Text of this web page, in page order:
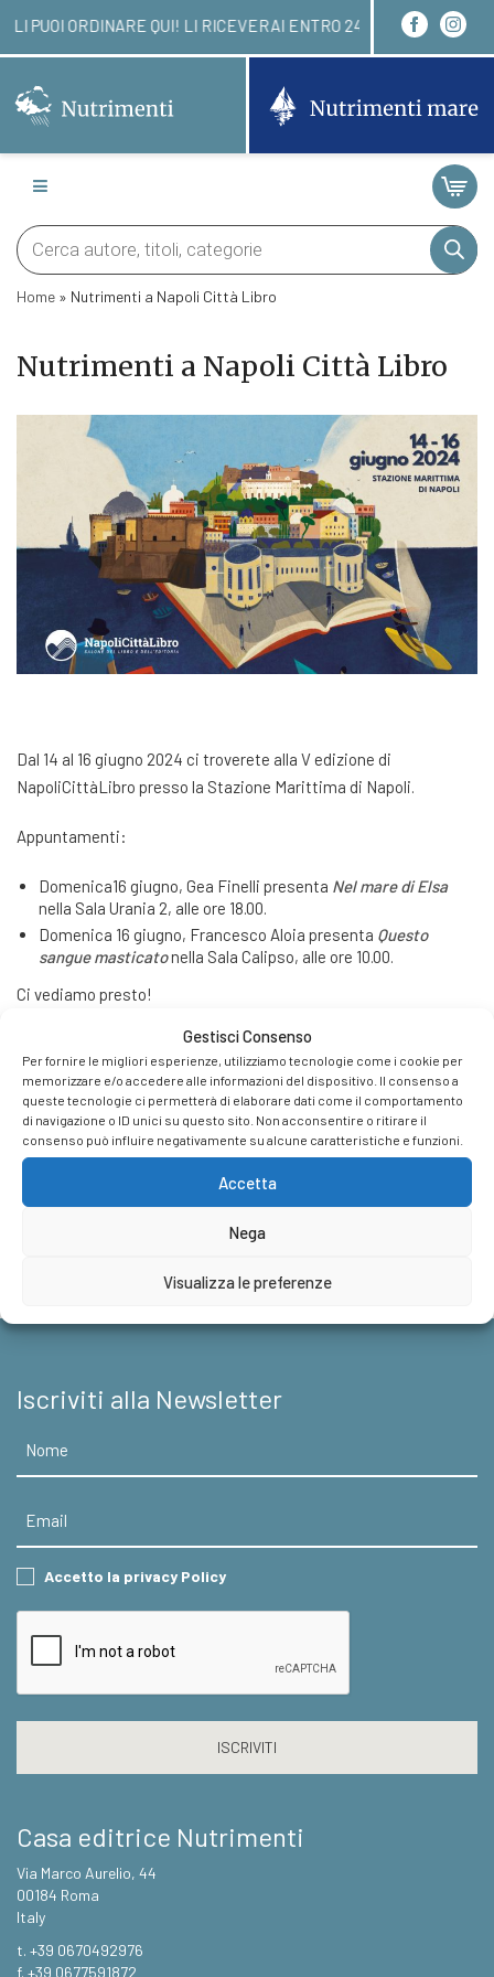
Gestisci Consenso
Per fornire le migliori esperienze, utilizziamo tecnologie come i cookie per
memorizzare e/o accedere alle informazioni del dispositivo. Il consenso a
queste tecnologie ci permetterà di elaborare dati come il comportamento
di navigazione o ID unici su questo sito. Non acconsentire o ritirare il
consenso può influire negativamente su alcune caratteristiche e funzioni.
Accetta
Nega
Visualizza le preferenze
LI PUOI ORDINARE QUI! LI RICEVERAI
Products
search
Home » Nutrimenti a Napoli Città Libro
Nutrimenti a Napoli Città Libro
Dal 14 al 16 giugno 2024 ci troverete alla V edizione di
NapoliCittàLibro presso la Stazione Marittima di Napoli.
Appuntamenti:
Domenica16 giugno, Gea Finelli presenta Nel mare di Elsa
nella Sala Urania 2, alle ore 18.00.
Domenica 16 giugno, Francesco Aloia presenta Questo
sangue masticatonella Sala Calipso, alle ore 10.00.
Ci vediamo presto!
Casa Editrice
Foreign Rights
News & Appuntamenti
Iscriviti alla Newsletter
Consent
Accetto la privacy Policy
Casa editrice Nutrimenti
Via Marco Aurelio, 44
00184 Roma
Italy
t. +39 0670492976
f. +39 0677591872